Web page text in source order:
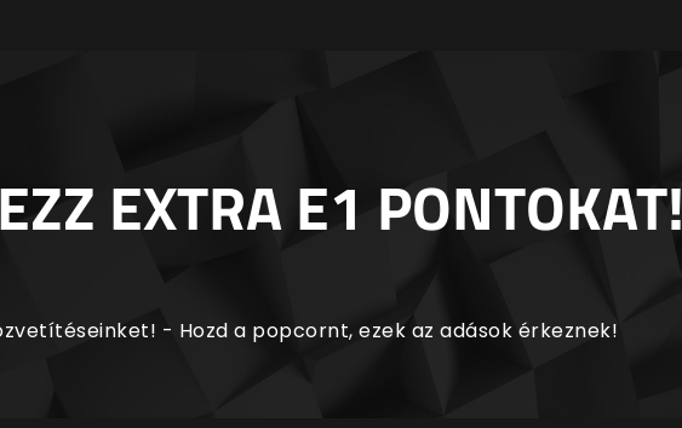
EXTRA E1 PONTOKAT!
- Hozd a popcornt, ezek az adások érkeznek!